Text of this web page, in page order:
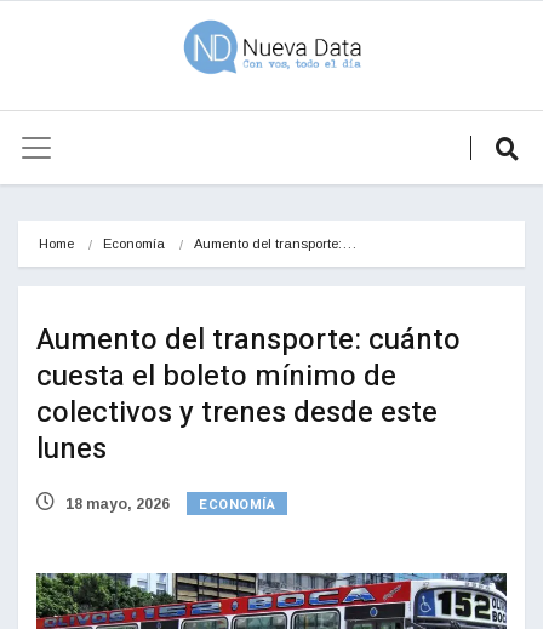
Home Economía Aumento del transporte:…
Aumento del transporte: cuánto
cuesta el boleto mínimo de
colectivos y trenes desde este
lunes
18 mayo, 2026 ECONOMÍA